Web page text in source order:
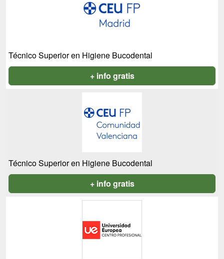
Técnico Superior en Higiene Bucodental
+ info gratis
Técnico Superior en Higiene Bucodental
+ info gratis